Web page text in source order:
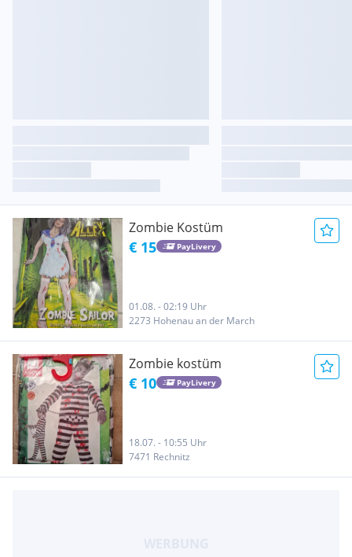
Zombie Kostüm
€ 15 PayLivery
01.08. - 02:19 Uhr
2273 Hohenau an der March
Zombie kostüm
€ 10 PayLivery
18.07. - 10:55 Uhr
7471 Rechnitz